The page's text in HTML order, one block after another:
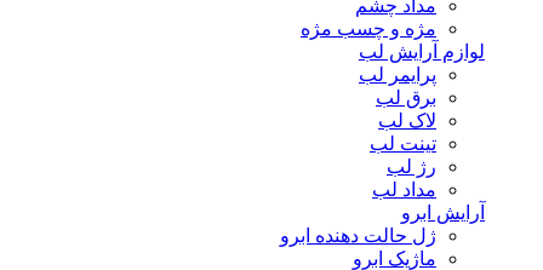
مداد چشم
مژه و چسب مژه
لوازم آرایش لب
پرایمر لب
برق لب
لاک لب
تینت لب
رژ لب
مداد لب
آرایش ابرو
ژل حالت دهنده ابرو
ماژیک ابرو